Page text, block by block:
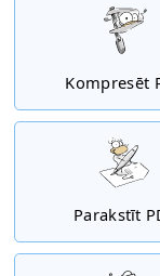
Kompresēt
Parakstīt